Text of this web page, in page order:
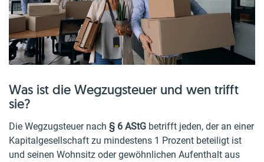
Was ist die Wegzugsteuer und wen trifft
sie?
Die Wegzugsteuer nach § 6 AStG betrifft jeden, der an einer
Kapitalgesellschaft zu mindestens 1 Prozent beteiligt ist
und seinen Wohnsitz oder gewöhnlichen Aufenthalt aus